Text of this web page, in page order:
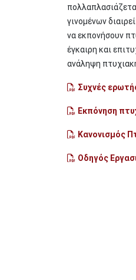
γινομένων
να εκπονήσουν
έγκαιρη και
ανάληψη
Συχνές
Εκπόνηση
Κανονισμός
Οδηγός